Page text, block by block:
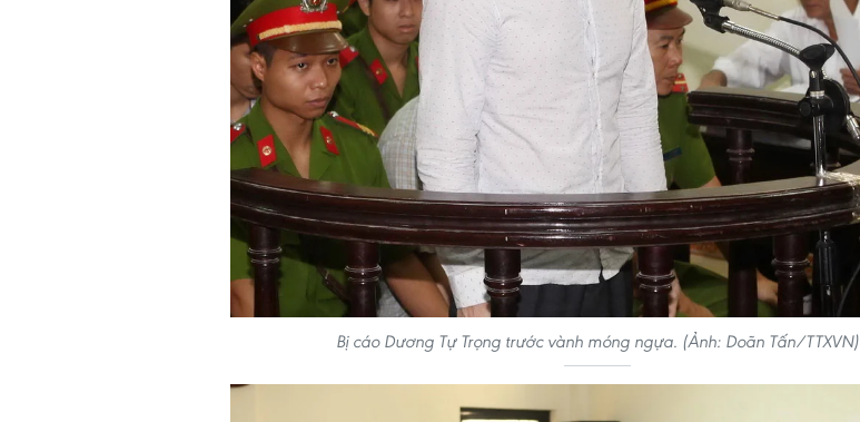
Bị cáo Dương Tự Trọng trước vành móng ngựa. (Ảnh: Doãn Tấn/TTXVN)